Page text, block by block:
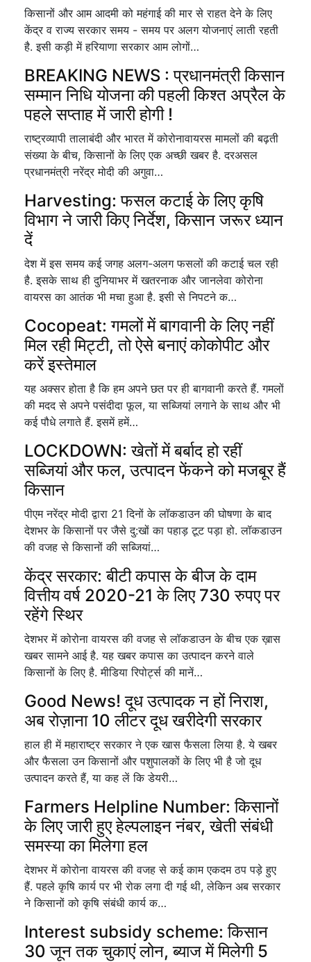
किसानों और आम आदमी को महंगाई की मार से राहत देने के लिए
केंद्र व राज्य सरकार समय - समय पर अलग योजनाएं लाती रहती
है. इसी कड़ी में हरियाणा सरकार आम लोगों…
BREAKING NEWS : प्रधानमंत्री किसान
सम्मान निधि योजना की पहली किश्त अप्रैल के
पहले सप्ताह में जारी होगी !
राष्ट्रव्यापी तालाबंदी और भारत में कोरोनावायरस मामलों की बढ़ती
संख्या के बीच, किसानों के लिए एक अच्छी खबर है. दरअसल
प्रधानमंत्री नरेंद्र मोदी की अगुवा…
Harvesting: फसल कटाई के लिए कृषि
विभाग ने जारी किए निर्देश, किसान जरूर ध्यान
दें
देश में इस समय कई जगह अलग-अलग फसलों की कटाई चल रही
है. इ्सके साथ ही दुनियाभर में खतरनाक और जानलेवा कोरोना
वायरस का आतंक भी मचा हुआ है. इसी से निपटने क…
Cocopeat: गमलों में बागवानी के लिए नहीं
मिल रही मिट्टी, तो ऐसे बनाएं कोकोपीट और
करें इस्तेमाल
यह अक्सर होता है कि हम अपने छत पर ही बागवानी करते हैं. गमलों
की मदद से अपने पसंदीदा फूल, या सब्जियां लगाने के साथ और भी
कई पौधे लगाते हैं. इसमें हमें…
LOCKDOWN: खेतों में बर्बाद हो रहीं
सब्जियां और फल, उत्पादन फेंकने को मजबूर हैं
किसान
पीएम नरेंद्र मोदी द्वारा 21 दिनों के लॉकडाउन की घोषणा के बाद
देशभर के किसानों पर जैसे दु:खों का पहाड़ टूट पड़ा हो. लॉकडाउन
की वजह से किसानों की सब्जियां…
केंद्र सरकार: बीटी कपास के बीज के दाम
वित्तीय वर्ष 2020-21 के लिए 730 रुपए पर
रहेंगे स्थिर
देशभर में कोरोना वायरस की वजह से लॉकडाउन के बीच एक ख़ास
खबर सामने आई है. यह खबर कपास का उत्पादन करने वाले
किसानों के लिए है. मीडिया रिपोर्ट्स की मानें…
Good News! दूध उत्पादक न हों निराश,
अब रोज़ाना 10 लीटर दूध खरीदेगी सरकार
हाल ही में महाराष्ट्र सरकार ने एक खास फैसला लिया है. ये खबर
और फैसला उन किसानों और पशुपालकों के लिए भी है जो दूध
उत्पादन करते हैं, या कह लें कि डेयरी…
Farmers Helpline Number: किसानों
के लिए जारी हुए हेल्पलाइन नंबर, खेती संबंधी
समस्या का मिलेगा हल
देशभर में कोरोना वायरस की वजह से कई काम एकदम ठप पड़े हुए
हैं. पहले कृषि कार्य पर भी रोक लगा दी गई थी, लेकिन अब सरकार
ने किसानों को कृषि संबंधी कार्य क…
Interest subsidy scheme: किसान
30 जून तक चुकाएं लोन, ब्याज में मिलेगी 5